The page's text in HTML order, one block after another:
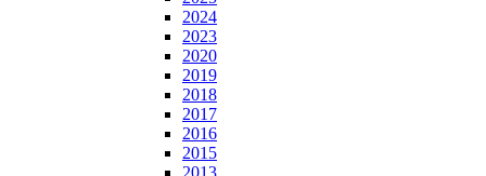
2024
2023
2020
2019
2018
2017
2016
2015
2013